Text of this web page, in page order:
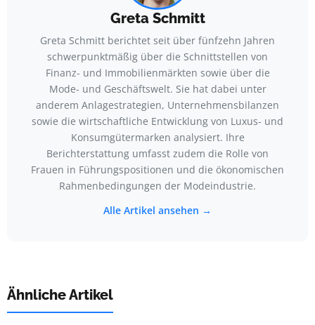
Greta Schmitt
Greta Schmitt berichtet seit über fünfzehn Jahren
schwerpunktmäßig über die Schnittstellen von
Finanz- und Immobilienmärkten sowie über die
Mode- und Geschäftswelt. Sie hat dabei unter
anderem Anlagestrategien, Unternehmensbilanzen
sowie die wirtschaftliche Entwicklung von Luxus- und
Konsumgütermarken analysiert. Ihre
Berichterstattung umfasst zudem die Rolle von
Frauen in Führungspositionen und die ökonomischen
Rahmenbedingungen der Modeindustrie.
Alle Artikel ansehen →
Ähnliche Artikel